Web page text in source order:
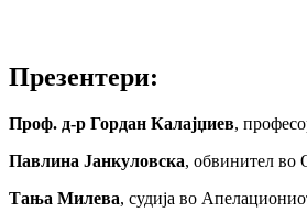
Презентери:
Проф. д-р Гордан Калајџиев,
Павлина Јанкуловска, обвинител во
Тања Милева, судија во